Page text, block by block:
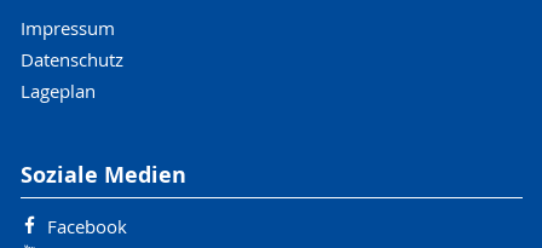
Impressum
Datenschutz
Lageplan
Soziale Medien
Facebook